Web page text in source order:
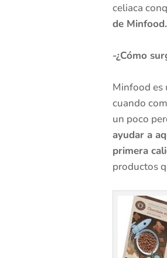
celiaca
de Minfood.
-¿Cómo
Minfood es
cuando
un poco
ayudar a
primera
productos